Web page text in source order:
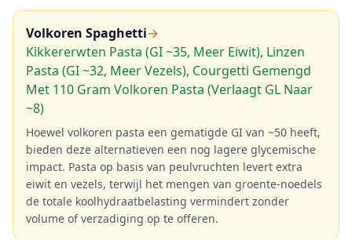
Volkoren Spaghetti→
Kikkererwten Pasta (GI ~35, Meer Eiwit), Linzen
Pasta (GI ~32, Meer Vezels), Courgetti Gemengd
Met 110 Gram Volkoren Pasta (Verlaagt GL Naar
~8)
Hoewel volkoren pasta een gematigde GI van ~50 heeft,
bieden deze alternatieven een nog lagere glycemische
impact. Pasta op basis van peulvruchten levert extra
eiwit en vezels, terwijl het mengen van groente-noedels
de totale koolhydraatbelasting vermindert zonder
volume of verzadiging op te offeren.